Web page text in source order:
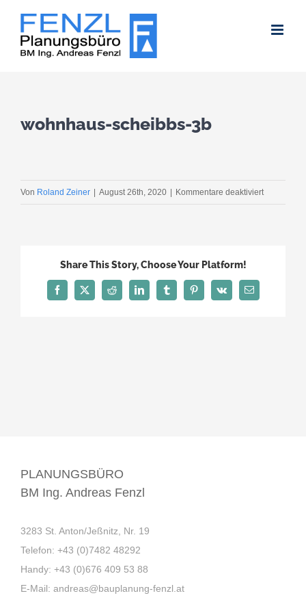
springen
wohnhaus-scheibbs-3b
Von Roland Zeiner | August 26th, 2020 | Kommentare deaktiviertfür
Share This Story, Choose Your Platform!
Facebook
X Reddit LinkedInTumblrPinterest
Vk
E-
Mail
PLANUNGSBÜRO
BM Ing. Andreas Fenzl
3283 St. Anton/Jeßnitz, Nr. 19
Telefon: +43 (0)7482 48292
Handy: +43 (0)676 409 53 88
E-Mail: andreas@bauplanung-fenzl.at